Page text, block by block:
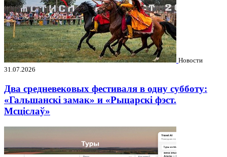
Новости
31.07.2026
Два средневековых фестиваля в одну субботу:
«Гальшанскі замак» и «Рыцарскі фэст.
Мсціслаў»